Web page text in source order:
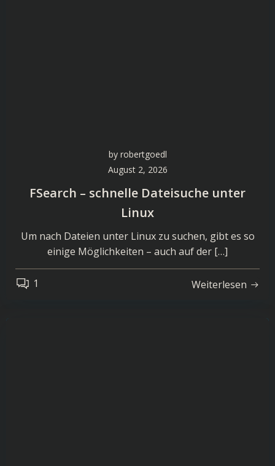
by robertgoedl
August 2, 2026
FSearch – schnelle Dateisuche unter
Linux
Um nach Dateien unter Linux zu suchen, gibt es so
einige Möglichkeiten – auch auf der […]
1 Weiterlesen